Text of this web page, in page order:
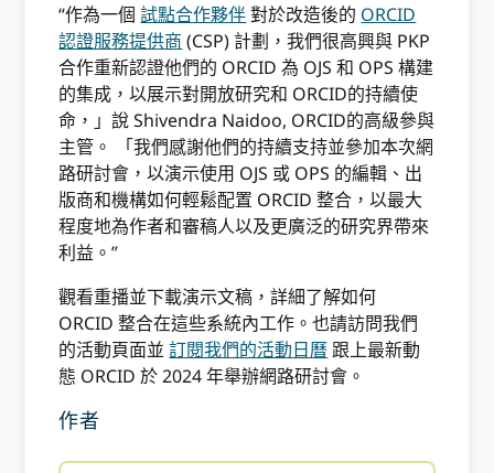
“作為一個試點合作夥伴對於改造後的 ORCID
認證服務提供商 (CSP) 計劃，我們很高興與 PKP
合作重新認證他們的 ORCID 為 OJS 和 OPS 構建
的集成，以展示對開放研究和 ORCID的持續使
命，」說 Shivendra Naidoo, ORCID的高級參與
主管。 「我們感謝他們的持續支持並參加本次網
路研討會，以演示使用 OJS 或 OPS 的編輯、出
版商和機構如何輕鬆配置 ORCID 整合，以最大
程度地為作者和審稿人以及更廣泛的研究界帶來
利益。”
觀看重播並下載演示文稿，詳細了解如何
ORCID 整合在這些系統內工作。也請訪問我們
的活動頁面並訂閱我們的活動日曆 跟上最新動
態 ORCID 於 2024 年舉辦網路研討會。
作者